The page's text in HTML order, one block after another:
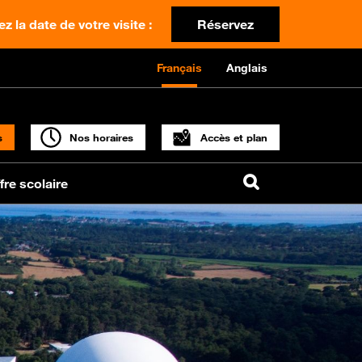
la date de votre visite : Réservez
Français Anglais
Nos horaires Accès et plan
scolaire